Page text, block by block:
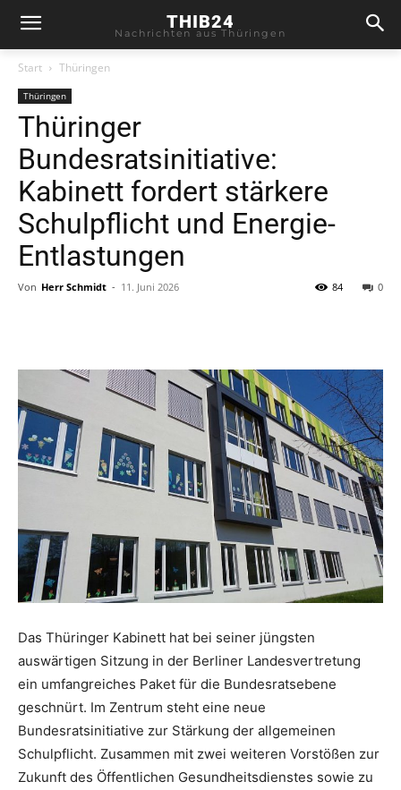
THIB24
Nachrichten aus Thüringen
Start Thüringen
Thüringen
Thüringer
Bundesratsinitiative:
Kabinett fordert stärkere
Schulpflicht und Energie-
Entlastungen
Von Herr Schmidt - 11. Juni 2026 0
84
Das Thüringer Kabinett hat bei seiner jüngsten
auswärtigen Sitzung in der Berliner Landesvertretung
ein umfangreiches Paket für die Bundesratsebene
geschnürt. Im Zentrum steht eine neue
Bundesratsinitiative zur Stärkung der allgemeinen
Schulpflicht. Zusammen mit zwei weiteren Vorstößen zur
Zukunft des Öffentlichen Gesundheitsdienstes sowie zu